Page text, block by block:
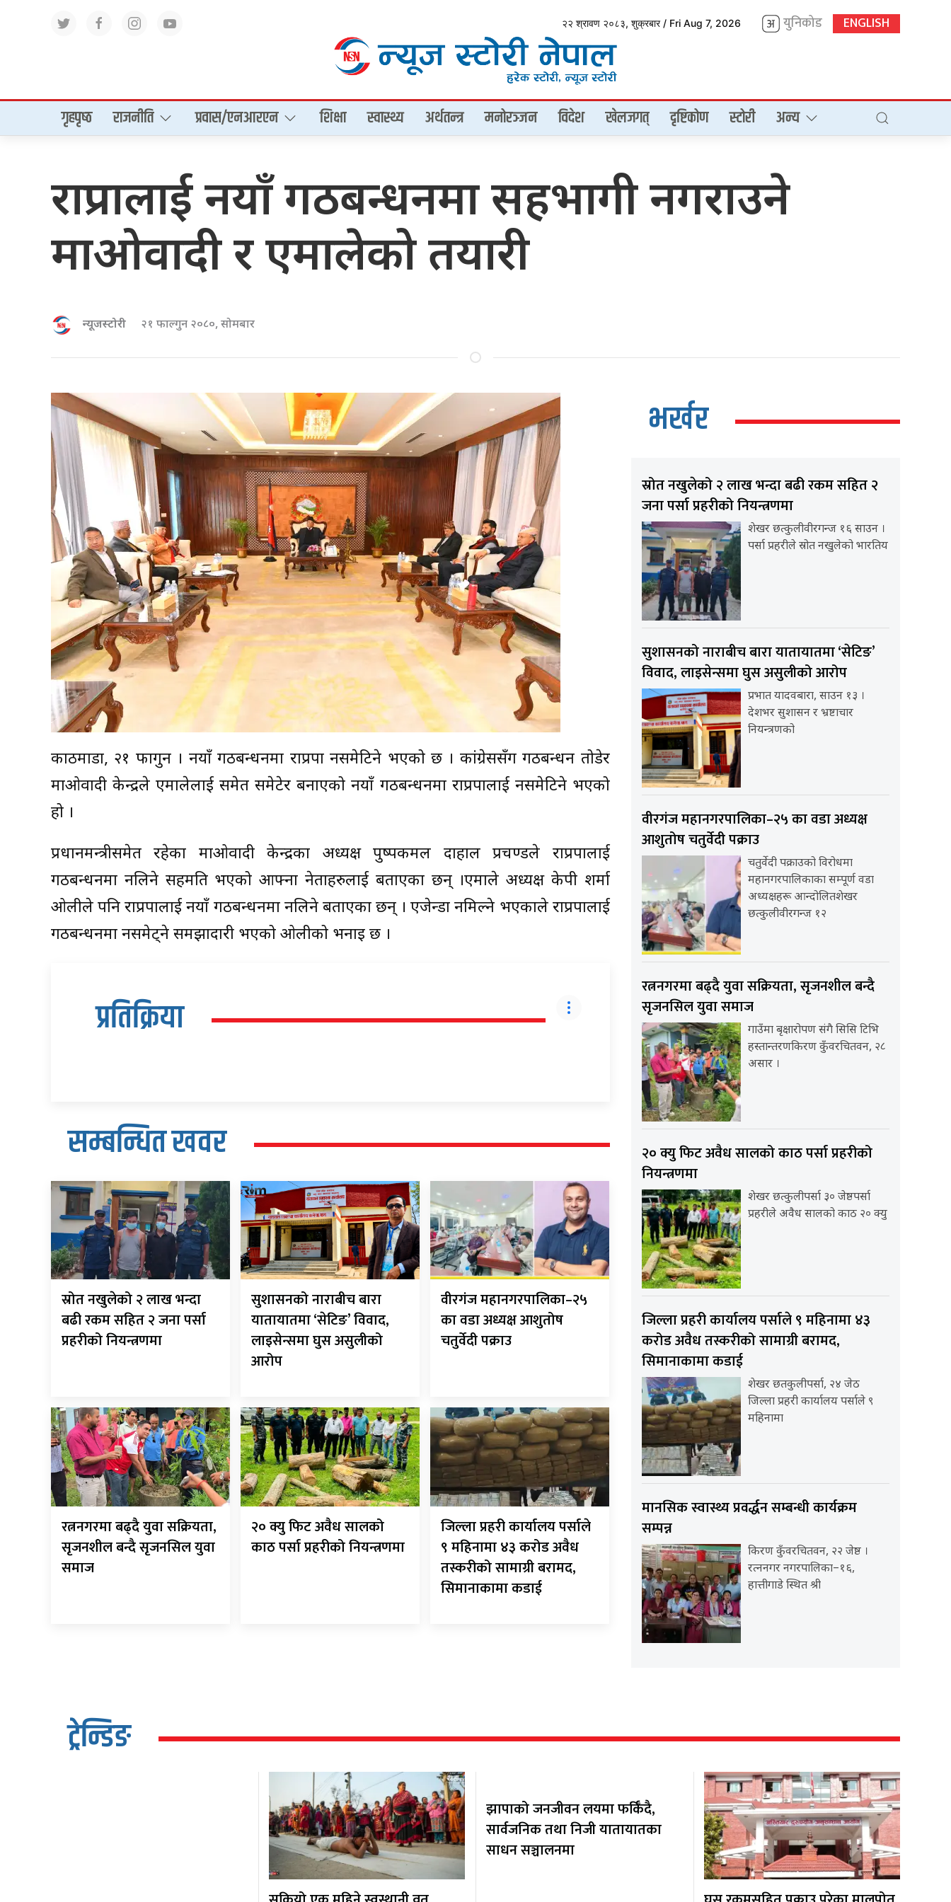
२२ श्रावण २०८३, शुक्रबार / Fri Aug 7, 2026 युनिकोड ENGLISH
गृहपृष्‍ठ राजनीति प्रवास/एनआरएन शिक्षा स्वास्थ्य अर्थतन्त्र मनोरञ्जन विदेश खेलजगत् दृष्टिकोण स्टोरी अन्य
राप्रपालाई नयाँ गठबन्धनमा सहभागी नगराउने
माओवादी र एमालेको तयारी
न्यूजस्टोरी २१ फाल्गुन २०८०, सोमबार
काठमाडौं, २१ फागुन । नयाँ गठबन्धनमा राप्रपा नसमेटिने भएको छ । कांग्रेससँग गठबन्धन तोडेर
माओवादी केन्द्रले एमालेलाई समेत समेटेर बनाएको नयाँ गठबन्धनमा राप्रपालाई नसमेटिने भएको
हो ।
प्रधानमन्त्रीसमेत रहेका माओवादी केन्द्रका अध्यक्ष पुष्पकमल दाहाल प्रचण्डले राप्रपालाई
गठबन्धनमा नलिने सहमति भएको आफ्ना नेताहरुलाई बताएका छन् ।एमाले अध्यक्ष केपी शर्मा
ओलीले पनि राप्रपालाई नयाँ गठबन्धनमा नलिने बताएका छन् । एजेन्डा नमिल्ने भएकाले राप्रपालाई
गठबन्धनमा नसमेट्ने समझादारी भएको ओलीको भनाइ छ ।
प्रतिक्रिया
सम्बन्धित खवर
स्रोत नखुलेको २ लाख भन्दा
बढी रकम सहित २ जना पर्सा
प्रहरीको नियन्त्रणमा
सुशासनको नाराबीच बारा
यातायातमा ‘सेटिङ’ विवाद,
लाइसेन्समा घुस असुलीको
आरोप
वीरगंज महानगरपालिका–२५
का वडा अध्यक्ष आशुतोष
चतुर्वेदी पक्राउ
रत्ननगरमा बढ्दै युवा सक्रियता,
सृजनशील बन्दै सृजनसिल युवा
समाज
२० क्यु फिट अवैध सालको
काठ पर्सा प्रहरीको नियन्त्रणमा
जिल्ला प्रहरी कार्यालय पर्साले
९ महिनामा ४३ करोड अवैध
तस्करीको सामाग्री बरामद,
सिमानाकामा कडाई
भर्खर
स्रोत नखुलेको २ लाख भन्दा बढी रकम सहित २
जना पर्सा प्रहरीको नियन्त्रणमा
शेखर छत्कुलीवीरगन्ज १६ साउन ।
पर्सा प्रहरीले स्रोत नखुलेको भारतिय
सुशासनको नाराबीच बारा यातायातमा ‘सेटिङ’
विवाद, लाइसेन्समा घुस असुलीको आरोप
प्रभात यादवबारा, साउन १३ ।
देशभर सुशासन र भ्रष्टाचार
नियन्त्रणको
वीरगंज महानगरपालिका–२५ का वडा अध्यक्ष
आशुतोष चतुर्वेदी पक्राउ
चतुर्वेदी पक्राउको विरोधमा
महानगरपालिकाका सम्पूर्ण वडा
अध्यक्षहरू आन्दोलितशेखर
छत्कुलीवीरगन्ज १२
रत्ननगरमा बढ्दै युवा सक्रियता, सृजनशील बन्दै
सृजनसिल युवा समाज
गाउँमा बृक्षारोपण संगै सिसि टिभि
हस्तान्तरणकिरण कुँवरचितवन, २८
असार ।
२० क्यु फिट अवैध सालको काठ पर्सा प्रहरीको
नियन्त्रणमा
शेखर छत्कुलीपर्सा ३० जेष्ठपर्सा
प्रहरीले अवैध सालको काठ २० क्यु
जिल्ला प्रहरी कार्यालय पर्साले ९ महिनामा ४३
करोड अवैध तस्करीको सामाग्री बरामद,
सिमानाकामा कडाई
शेखर छतकुलीपर्सा, २४ जेठ
जिल्ला प्रहरी कार्यालय पर्साले ९
महिनामा
मानसिक स्वास्थ्य प्रवर्द्धन सम्बन्धी कार्यक्रम
सम्पन्न
किरण कुँवरचितवन, २२ जेष्ठ ।
रत्ननगर नगरपालिका–१६,
हात्तीगाडे स्थित श्री
ट्रेन्डिङ
झापाको जनजीवन लयमा फर्किँदै,
सार्वजनिक तथा निजी यातायातका
साधन सञ्चालनमा